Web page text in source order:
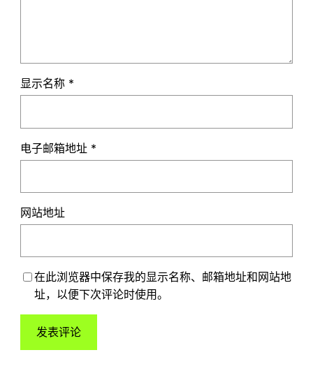
显示名称 *
电子邮箱地址 *
网站地址
在此浏览器中保存我的显示名称、邮箱地址和网站地
址，以便下次评论时使用。